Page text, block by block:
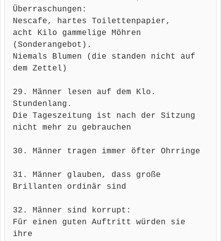
Überraschungen:
Nescafe, hartes Toilettenpapier,
acht Kilo gammelige Möhren
( Sonderangebot).
Niemals Blumen (die standen nicht auf
dem Zettel)
29. Männer lesen auf dem Klo.
Stundenlang.
Die Tageszeitung ist nach der Sitzung
nicht mehr zu gebrauchen
30. Männer tragen immer öfter Ohrringe
31. Männer glauben, dass große
Brillanten ordinär sind
32. Männer sind korrupt:
Für einen guten Auftritt würden sie
ihre